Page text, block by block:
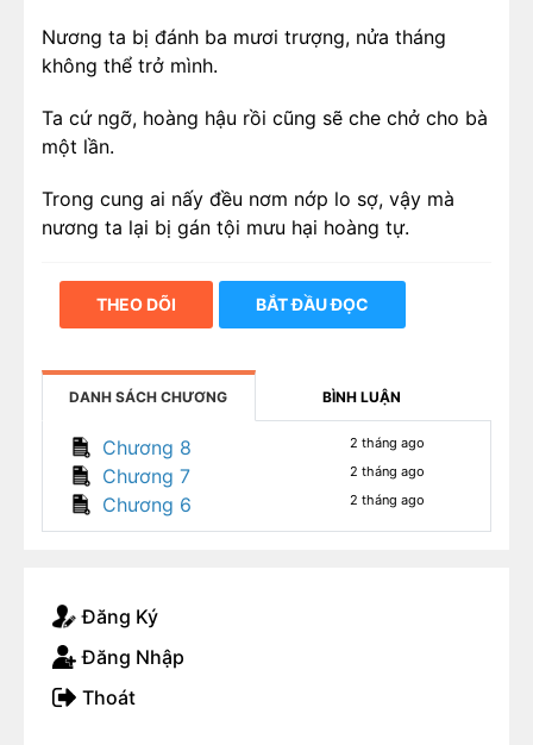
Nương ta bị đánh ba mươi trượng, nửa tháng
không thể trở mình.
Ta cứ ngỡ, hoàng hậu rồi cũng sẽ che chở cho bà
một lần.
Trong cung ai nấy đều nơm nớp lo sợ, vậy mà
nương ta lại bị gán tội mưu hại hoàng tự.
Ta quỳ trước Phượng Nghi cung, cầu xin hoàng
hậu cứu nương.
“A Ninh, nương ngươi là trung bộc. Thay bổn cung
đi chuyến này, cũng xem như được chết yên ổn.
Bổn cung sẽ nhớ cái tốt của bà ấy.”
Trung bộc thì đáng chết sao?
sau lưng, đã chẳng còn ra hình người.
Đêm ấy, ta lau khô nước mắt, thay cung trang.
Từ nay về sau, ta cũng phải làm trung bộc của bệ
THEO DÕI BẮT ĐẦU ĐỌC
DANH SÁCH CHƯƠNG BÌNH LUẬN
Chương 8 2 tháng ago
Chương 7 2 tháng ago
Chương 6 2 tháng ago
Đăng Ký
Đăng Nhập
Thoát